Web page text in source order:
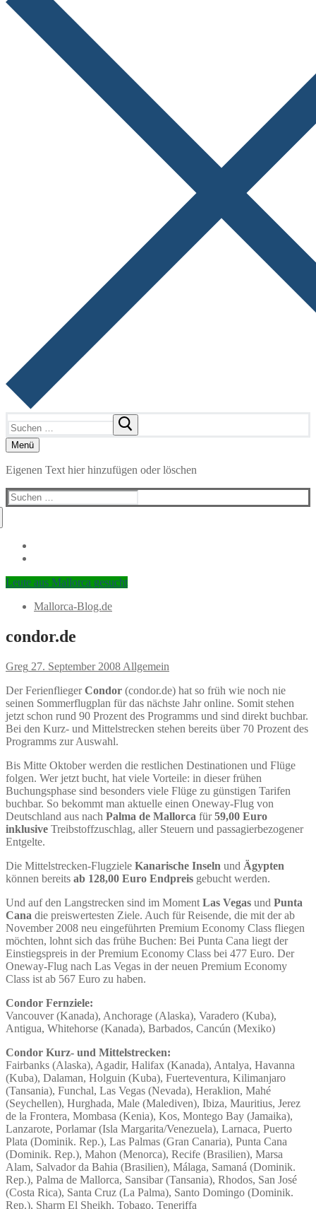
nach:
Menü
Eigenen Text hier hinzufügen oder löschen
Suchen
nach:
Leute aus Mallorca gesucht
Mallorca-Blog.de
condor.de
Greg 27. September 2008 Allgemein
Der FerienfliegerCondor (condor.de) hat so früh wie noch nie
seinen Sommerflugplan für das nächste Jahr online. Somit stehen
jetzt schon rund 90 Prozent des Programms und sind direkt buchbar.
Bei den Kurz- und Mittelstrecken stehen bereits über 70 Prozent des
Programms zur Auswahl.
Bis Mitte Oktober werden die restlichen Destinationen und Flüge
folgen. Wer jetzt bucht, hat viele Vorteile: in dieser frühen
Buchungsphase sind besonders viele Flüge zu günstigen Tarifen
buchbar. So bekommt man aktuelle einen Oneway-Flug von
Deutschland aus nach Palma de Mallorca für59,00 Euro
inklusive Treibstoffzuschlag, aller Steuern und passagierbezogener
Entgelte.
Die Mittelstrecken-Flugziele Kanarische Inseln und Ägypten
können bereits ab 128,00 Euro Endpreis gebucht werden.
Und auf den Langstrecken sind im Moment Las Vegas und Punta
Cana die preiswertesten Ziele. Auch für Reisende, die mit der ab
November 2008 neu eingeführten Premium Economy Class fliegen
möchten, lohnt sich das frühe Buchen: Bei Punta Cana liegt der
Einstiegspreis in der Premium Economy Class bei 477 Euro. Der
Oneway-Flug nach Las Vegas in der neuen Premium Economy
Class ist ab 567 Euro zu haben.
Condor Fernziele:
Vancouver (Kanada), Anchorage (Alaska), Varadero (Kuba),
Antigua, Whitehorse (Kanada), Barbados, Cancún (Mexiko)
Condor Kurz- und Mittelstrecken:
Fairbanks (Alaska), Agadir, Halifax (Kanada), Antalya, Havanna
(Kuba), Dalaman, Holguin (Kuba), Fuerteventura, Kilimanjaro
(Tansania), Funchal, Las Vegas (Nevada), Heraklion, Mahé
(Seychellen), Hurghada, Male (Malediven), Ibiza, Mauritius, Jerez
de la Frontera, Mombasa (Kenia), Kos, Montego Bay (Jamaika),
Lanzarote, Porlamar (Isla Margarita/Venezuela), Larnaca, Puerto
Plata (Dominik. Rep.), Las Palmas (Gran Canaria), Punta Cana
(Dominik. Rep.), Mahon (Menorca), Recife (Brasilien), Marsa
Alam, Salvador da Bahia (Brasilien), Málaga, Samaná (Dominik.
Rep.), Palma de Mallorca, Sansibar (Tansania), Rhodos, San José
(Costa Rica), Santa Cruz (La Palma), Santo Domingo (Dominik.
Rep.), Sharm El Sheikh, Tobago, Teneriffa